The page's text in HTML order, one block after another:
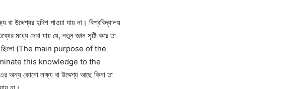
বা উদ্দেশ্যর হদিশ পাওয়া যায় না। বিশ্ববিদ্যালয়
মধ্যে দেখা যায় যে, নতুন জ্ঞান সৃষ্টি করে তা
ছিলো (The main purpose of the
this knowledge to the
কোনো লক্ষ্য বা উদ্দেশ্য আছে কিনা তা